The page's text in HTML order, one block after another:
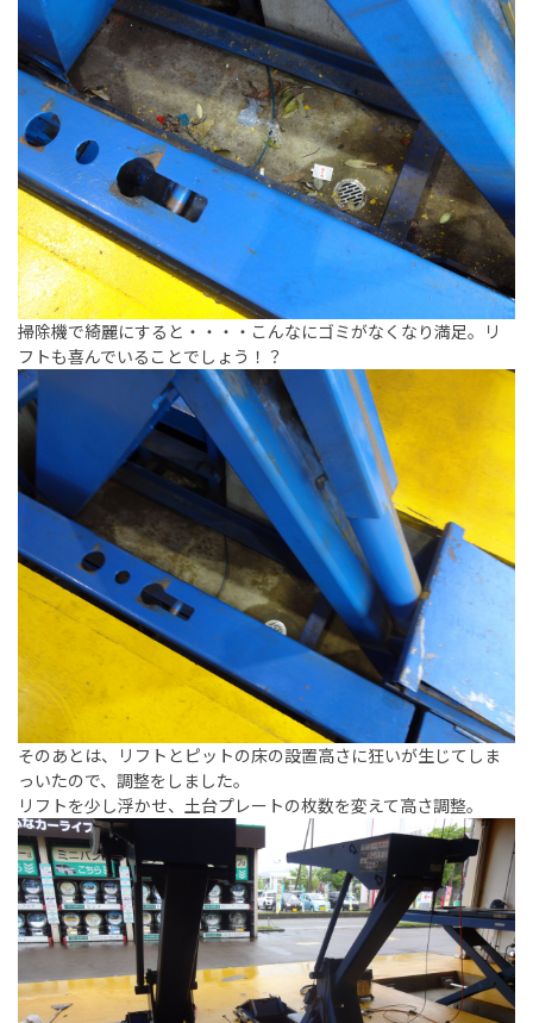
掃除機で綺麗にすると・・・・こんなにゴミがなくなり満足。リ
フトも喜んでいることでしょう！？
そのあとは、リフトとピットの床の設置高さに狂いが生じてしま
っいたので、調整をしました。
リフトを少し浮かせ、土台プレートの枚数を変えて高さ調整。